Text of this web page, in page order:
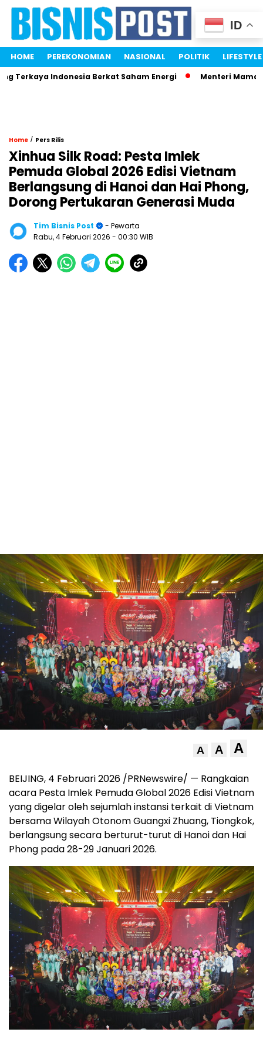
HOME PEREKONOMIAN NASIONAL POLITIK LIFESTYLE
Indonesia Berkat Saham Energi Menteri Maman
Home / Pers Rilis
Xinhua Silk Road: Pesta Imlek
Pemuda Global 2026 Edisi Vietnam
Berlangsung di Hanoi dan Hai Phong,
Dorong Pertukaran Generasi Muda
Tim Bisnis Post
- Pewarta
Rabu, 4 Februari 2026 - 00:30 WIB
A A A
BEIJING, 4 Februari 2026 /PRNewswire/ — Rangkaian
acara Pesta Imlek Pemuda Global 2026 Edisi Vietnam
yang digelar oleh sejumlah instansi terkait di Vietnam
bersama Wilayah Otonom Guangxi Zhuang, Tiongkok,
berlangsung secara berturut-turut di Hanoi dan Hai
Phong pada 28-29 Januari 2026.
ID